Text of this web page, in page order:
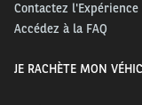
Contactez
Accédez à la FAQ
JE RACHÈTE MON